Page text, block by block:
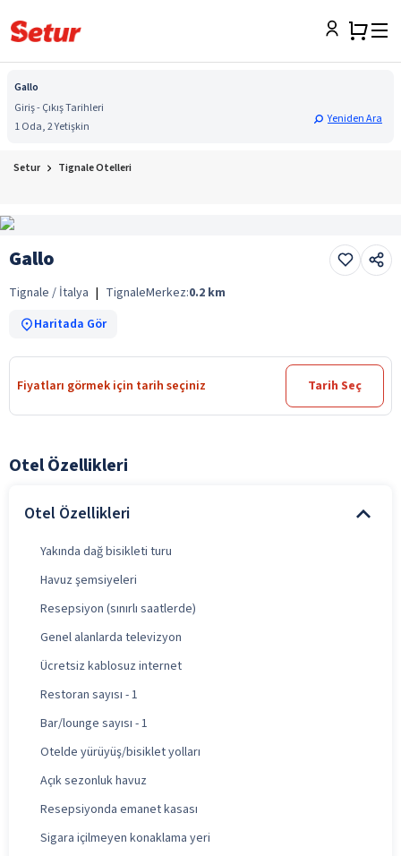
Gallo
Giriş - Çıkış Tarihleri
1 Oda, 2 Yetişkin
Yeniden Ara
Setur Tignale Otelleri
Gallo
Tignale / İtalya | TignaleMerkez:0.2 km
Haritada Gör
Fiyatları görmek için tarih seçiniz Tarih Seç
Otel Özellikleri
Otel Özellikleri
Yakında dağ bisikleti turu
Havuz şemsiyeleri
Resepsiyon (sınırlı saatlerde)
Genel alanlarda televizyon
Ücretsiz kablosuz internet
Restoran sayısı - 1
Bar/lounge sayısı - 1
Otelde yürüyüş/bisiklet yolları
Açık sezonluk havuz
Resepsiyonda emanet kasası
Sigara içilmeyen konaklama yeri